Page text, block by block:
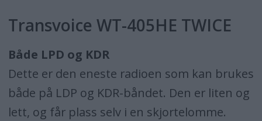
Transvoice WT-405HE TWICE
Både LPD og KDR
Dette er den eneste radioen som kan brukes
både på LDP og KDR-båndet. Den er liten og
lett, og får plass selv i en skjortelomme.